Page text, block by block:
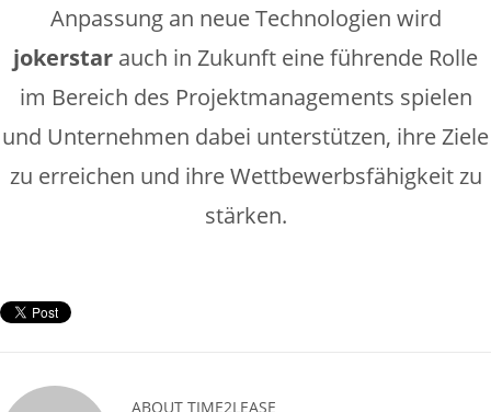
Anpassung an neue Technologien wird
jokerstar auch in Zukunft eine führende Rolle
im Bereich des Projektmanagements spielen
und Unternehmen dabei unterstützen, ihre Ziele
zu erreichen und ihre Wettbewerbsfähigkeit zu
stärken.
ABOUT TIME2LEASE